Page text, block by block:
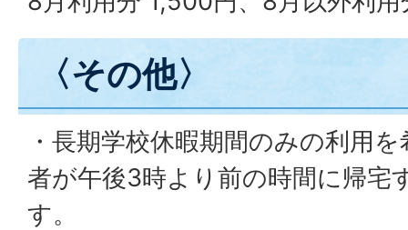
〈その他〉
・長期学校休暇期間のみの利用
者が午後3時より前の時間に帰宅
す。